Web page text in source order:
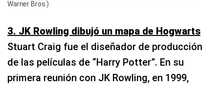
Warner Bros.)
3. JK Rowling dibujó un mapa de Hogwarts
Stuart Craig fue el diseñador de producción
de las películas de “Harry Potter”. En su
primera reunión con JK Rowling, en 1999,